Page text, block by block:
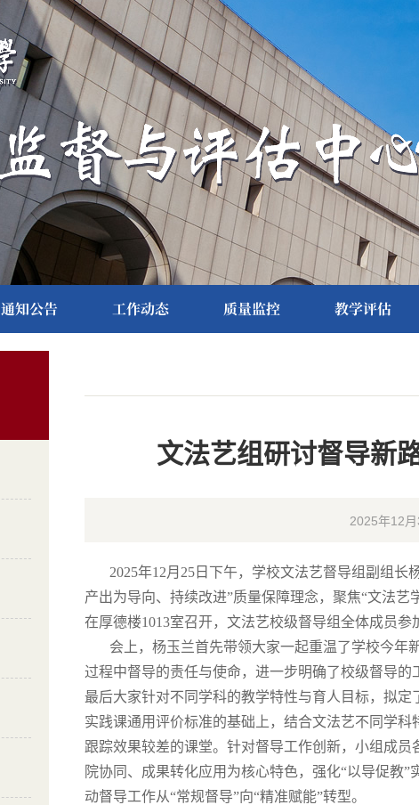
通知公告 工作动态 质量监控 教学评估
文法艺组研讨督导新
2025年12
2025年12月25日下午，学校文法艺督导组副组长
产出为导向、持续改进”质量保障理念，聚焦“文法
在厚德楼1013室召开，文法艺校级督导组全体成员参
会上，杨玉兰首先带领大家一起重温了学校今年
过程中督导的责任与使命，进一步明确了校级督导的
最后大家针对不同学科的教学特性与育人目标，拟
实践课通用评价标准的基础上，结合文法艺不同学
跟踪效果较差的课堂。针对督导工作创新，小组成
院协同、成果转化应用为核心特色，强化“以导促教”
动督导工作从“常规督导”向“精准赋能”转型。